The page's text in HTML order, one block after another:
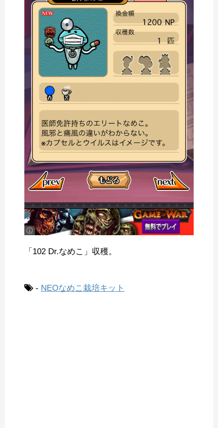
「102 Dr.なめこ」収穫。
- NEOなめこ栽培キット